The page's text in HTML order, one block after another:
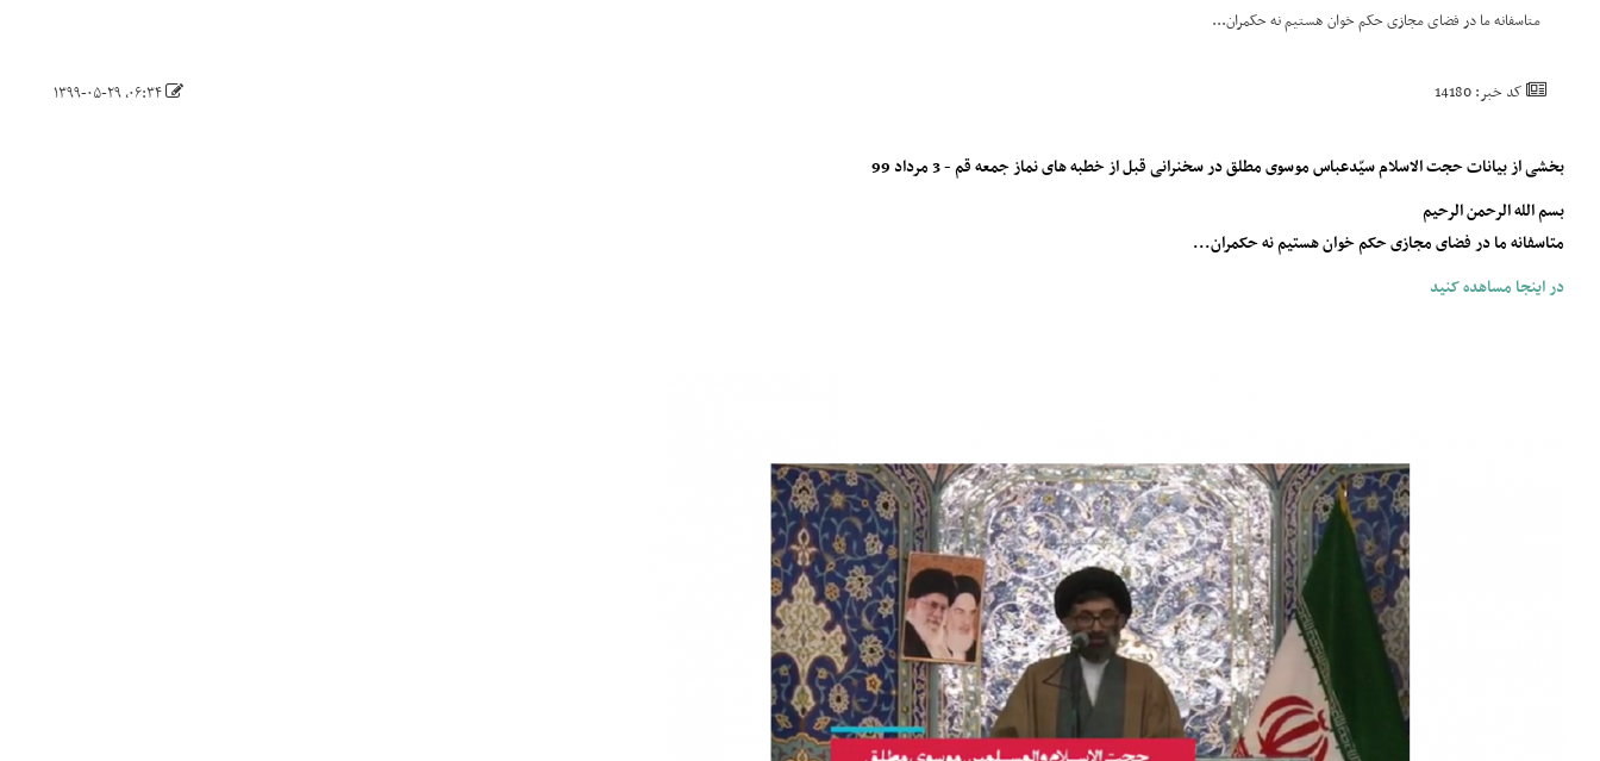
متاسفانه ما در فضای مجازی حکم خوان هستیم نه حکمران...
کد خبر: 14180
بخشی از بیانات حجت الاسلام سیّدعباس موسوی مطلق در سخنرانی قبل از خطبه های نماز جمعه قم - 3 مرداد 99
بسم الله الرحمن الرحیم
متاسفانه ما در فضای مجازی حکم خوان هستیم نه حکمران...
در اینجا مساهده کنید